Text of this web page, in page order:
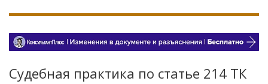
Судебная практика по статье 214 TК